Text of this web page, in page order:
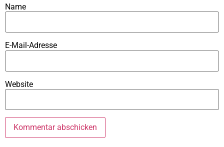
Name
E-Mail-Adresse
Website